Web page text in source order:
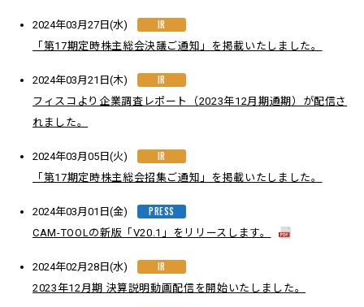
2024年03月27日(水) IR
「第17期定時株主総会決議ご通知」を掲載いたしました。
2024年03月21日(木) IR
フィスコより企業調査レポート（2023年12月期通期）が配信さ
れました。
2024年03月05日(火) IR
「第17期定時株主総会招集ご通知」を掲載いたしました。
2024年03月01日(金) PRESS
CAM-TOOLの新版「V20.1」をリリースします。
2024年02月28日(水) IR
2023年12月期 決算説明動画配信を開始いたしました。